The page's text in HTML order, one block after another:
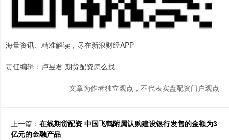
海量资讯、精准解读，尽在新浪财经APP
责任编辑：卢昱君 期货配资怎么找
文章为作者独立观点，不代表实盘配资门户观点
上一篇： 在线期货配资 中国飞鹤附属认购建设银行发售的金额为3
亿元的金融产品